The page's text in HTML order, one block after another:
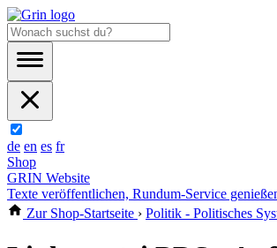
de en es fr
Shop
GRIN Website
Texte veröffentlichen, Rundum-Service
Zur Shop-Startseite › Politik - Politisches